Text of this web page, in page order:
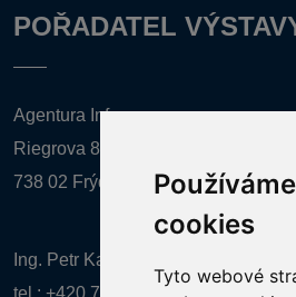
cookies
Tyto webové
POŘADATEL
Agentura Inforpres, s.r.o.
Riegrova 857
738 02 Frýdek-Místek
Ing. Petr Kalenda,
tel.: +420 777 080 867 (EN